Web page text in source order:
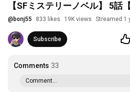
【SFミステリーノベル】 5話
@ bonj55 833 likes 19K views Streamed 1
Subscribe
Comments 33
Comment...